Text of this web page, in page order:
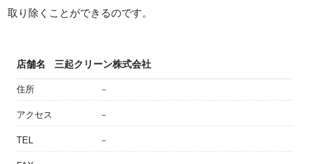
取り除くことができるのです。
店舗名 三起クリーン株式会社
住所 －
アクセス －
TEL －